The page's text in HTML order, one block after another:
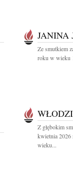
JANINA
Ze smutkiem
roku w wieku
Z głębokim
kwietnia
wieku...